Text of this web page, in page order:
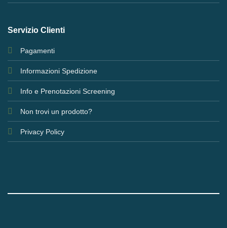
Servizio Clienti
Pagamenti
Informazioni Spedizione
Info e Prenotazioni Screening
Non trovi un prodotto?
Privacy Policy